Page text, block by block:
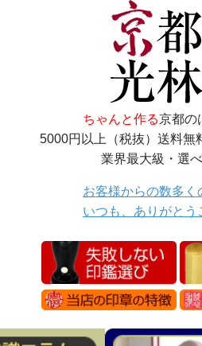
ちゃんと作る京都の
5000円以上（税抜）送料無
業界最大級・選
お客様からの数多く
いつも、ありがとう